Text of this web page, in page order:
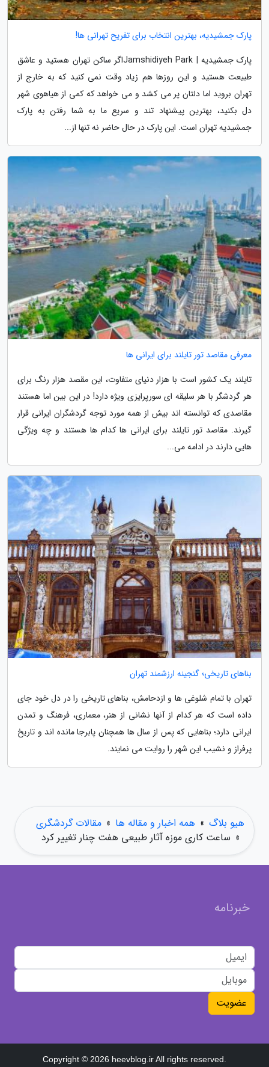
پارک جمشیدیه، بهترین انتخاب برای تفریح تهرانی ها!
پارک جمشیدیه | Jamshidiyeh Parkاگر ساکن تهران هستید و عاشق
طبیعت هستید و این روزها هم زیاد وقت نمی کنید که به خارج از
تهران بروید اما دلتان پر می کشد و می خواهد که کمی از هیاهوی شهر
دل بکنید، بهترین پیشنهاد تند و سریع ما به شما رفتن به پارک
جمشیدیه تهران است. این پارک در حال حاضر نه تنها از...
معرفی مقاصد تور تایلند برای ایرانی ها
تایلند یک کشور است با هزار دنیای متفاوت، این مقصد هزار رنگ برای
هر گردشگر با هر سلیقه ای سورپرایزی ویژه دارد! در این بین اما هستند
مقاصدی که توانسته اند بیش از همه مورد توجه گردشگران ایرانی قرار
گیرند. مقاصد تور تایلند برای ایرانی ها کدام ها هستند و چه ویژگی
هایی دارند در ادامه می...
بناهای تاریخی؛ گنجینه ارزشمند تهران
تهران با تمام شلوغی ها و ازدحامش، بناهای تاریخی را در دل خود جای
داده است که هر کدام از آنها نشانی از هنر، معماری، فرهنگ و تمدن
ایرانی دارد؛ بناهایی که پس از سال ها همچنان پابرجا مانده اند و تاریخ
پرفراز و نشیب این شهر را روایت می نمایند.
هیو بلاگ » همه اخبار و مقاله ها » مقالات گردشگری
» ساعت کاری موزه آثار طبیعی هفت چنار تغییر کرد
خبرنامه
عضویت
Copyright © 2026 heevblog.ir All rights reserved.